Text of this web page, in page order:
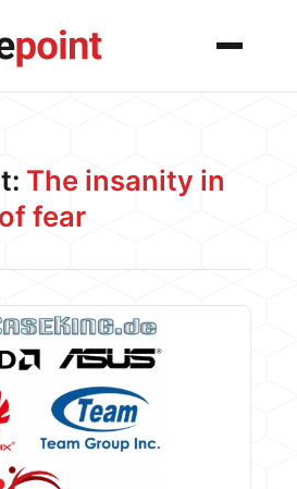
Menü
The insanity in
fear